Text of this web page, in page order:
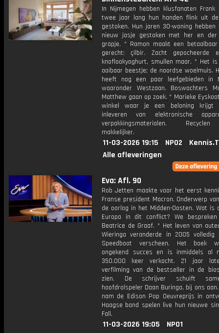
In Nijmegen hebben klusfanaten Frank
twee jaar lang hun handen flink uit
gestoken. Hun jaren 30-woning
nieuw jasje gestoken met her en der
grapje. * Ramon maakt een
gerecht: çilbir. Zacht gepocheerde
knoflookyoghurt, smullen maar. * Het
aaibaar beestje; de noordse woelmuis.
heeft nog een paar leefgebieden in
waaronder Westzaan. Boswachters
Matthew gaan op zoek. * Marieke
winkel waar je een beloning krijgt
inleveren van elektronische
verpakkingsmaterialen.
makkelijker.
11-03-2026 19:15 NPO2
Alle afleveringen
Eva: Afl. 90
Rob Jetten maakte voor het eerst
Franse president Macron. Onderwerp
de oorlog in het Midden-Oosten. Wat is
Europa in dit conflict? We
Beatrice de Graaf. * Het leven van
Wieringa veranderde in 2005
Speedboot verscheen. Het boek
ongekend succes en is inmiddels al
350.000 keer verkocht. 21 jaar
verfilming van de bestseller in de
zien. De schrijver schuift
hoofdrolspeler Daan Buringa, bij ons aan.
nam de Edison Pop Oeuvreprijs in
Haagse band spelen live hun nieuwe
Fall.
11-03-2026 19:05
NPO1